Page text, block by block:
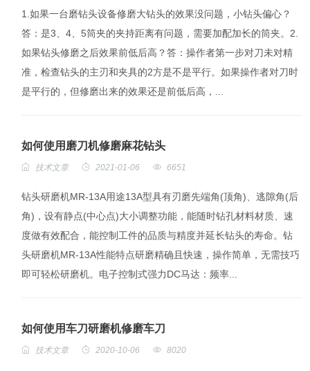
1.如果一台磨钻头设备修磨大钻头的效果没问题，小钻头偏心？
答：是3、4、5筒夹的夹持距离有问题，需要加配加长的筒夹。2.
如果钻头修磨之后效果前低后高？答：操作者第一步对刀未对精
准，检查钻头的主刃和夹具的2方是不是平行。如果操作者对刀时
是平行的，但修磨出来的效果还是前低后高，...
如何使用磨刀机修磨麻花钻头
技术文章 2021-01-06 6651
钻头研磨机MR-13A用途13A型具有刃磨先端角(顶角)、逃隙角(后
角)，设有静点(中心点)大小调整功能，能随时钻孔材料材质、速
度做有效配合，能控制工件的品质与精度并延长钻头的寿命。钻
头研磨机MR-13A性能特点研磨精确且快速，操作简单，无需技巧
即可轻松研磨机。电子控制式强力DC马达：频率...
如何使用车刀研磨机修磨车刀
技术文章 2020-10-06 8020